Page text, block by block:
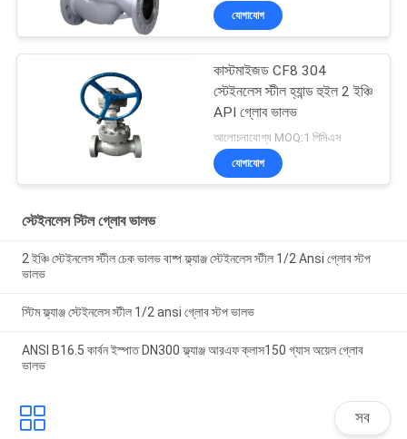
যোগাযোগ
কাস্টমাইজড CF8 304
স্টেইনলেস স্টীল হ্যান্ড হুইল 2 ইঞ্চি
API গ্লোব ভালভ
আলোচনাযোগ্য MOQ:1 পিসিএস
যোগাযোগ
স্টেইনলেস স্টিল গ্লোব ভালভ
2 ইঞ্চি স্টেইনলেস স্টীল চেক ভালভ বাষ্প ফ্ল্যাঞ্জ স্টেইনলেস স্টীল 1/2 Ansi গ্লোব স্টপ
ভালভ
স্টিম ফ্ল্যাঞ্জ স্টেইনলেস স্টীল 1/2 ansi গ্লোব স্টপ ভালভ
ANSI B16.5 কার্বন ইস্পাত DN300 ফ্ল্যাঞ্জ আরএফ ক্লাস150 গ্যাস অয়েল গ্লোব
ভালভ
সব